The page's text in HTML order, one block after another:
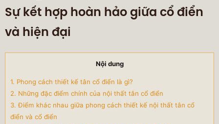
Sự kết hợp hoàn hảo giữa cổ điển
và hiện đại
Nội dung
1. Phong cách thiết kế tân cổ điển là gì?
2. Những đặc điểm chính của nội thất tân cổ điển
3. Điểm khác nhau giữa phong cách thiết kế nội thất tân cổ
điển và cổ điển